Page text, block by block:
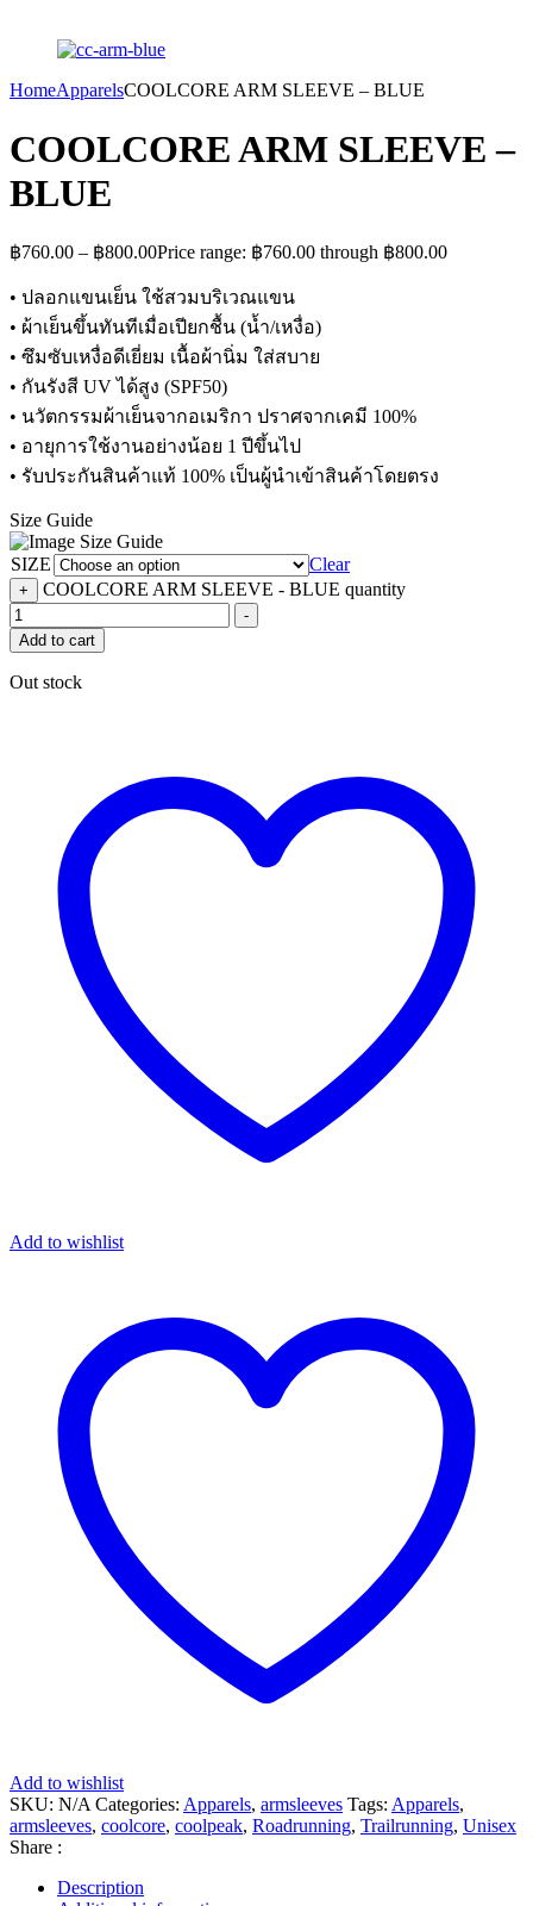
HomeApparelsCOOLCORE ARM SLEEVE – BLUE
COOLCORE ARM SLEEVE –
BLUE
฿760.00 – ฿800.00Price range: ฿760.00 through ฿800.00
• ปลอกแขนเย็น ใช้สวมบริเวณแขน
• ผ้าเย็นขึ้นทันทีเมื่อเปียกชื้น (น้ำ/เหงื่อ)
• ซึมซับเหงื่อดีเยี่ยม เนื้อผ้านิ่ม ใส่สบาย
• กันรังสี UV ได้สูง (SPF50)
• นวัตกรรมผ้าเย็นจากอเมริกา ปราศจากเคมี 100%
• อายุการใช้งานอย่างน้อย 1 ปีขึ้นไป
• รับประกันสินค้าแท้ 100% เป็นผู้นำเข้าสินค้าโดยตรง
Size Guide
SIZE Clear
+ COOLCORE ARM SLEEVE - BLUE quantity
-
Add to cart
Out stock
Add to wishlist
Add to wishlist
SKU: N/A Categories: Apparels, armsleeves Tags: Apparels,
armsleeves, coolcore, coolpeak, Roadrunning, Trailrunning, Unisex
Share :
Description